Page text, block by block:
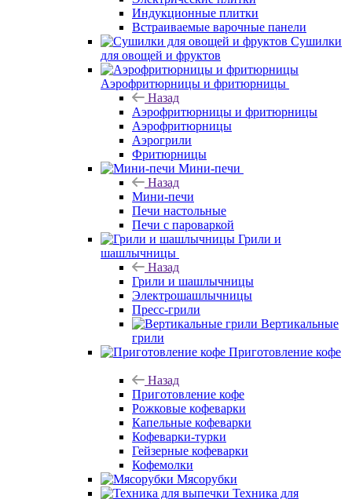
Индукционные плитки
Встраиваемые варочные панели
Сушилки
для овощей и фруктов
Аэрофритюрницы и фритюрницы
Назад
Аэрофритюрницы и фритюрницы
Аэрофритюрницы
Аэрогрили
Фритюрницы
Мини-печи
Назад
Мини-печи
Печи настольные
Печи с пароваркой
Грили и
шашлычницы
Назад
Грили и шашлычницы
Электрошашлычницы
Пресс-грили
Вертикальные
грили
Приготовление кофе
Назад
Приготовление кофе
Рожковые кофеварки
Капельные кофеварки
Кофеварки-турки
Гейзерные кофеварки
Кофемолки
Мясорубки
Техника для